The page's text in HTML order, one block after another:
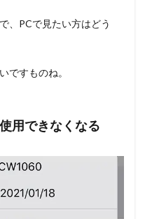
、PCで見たい方はどう
ですものね。
用できなくなる